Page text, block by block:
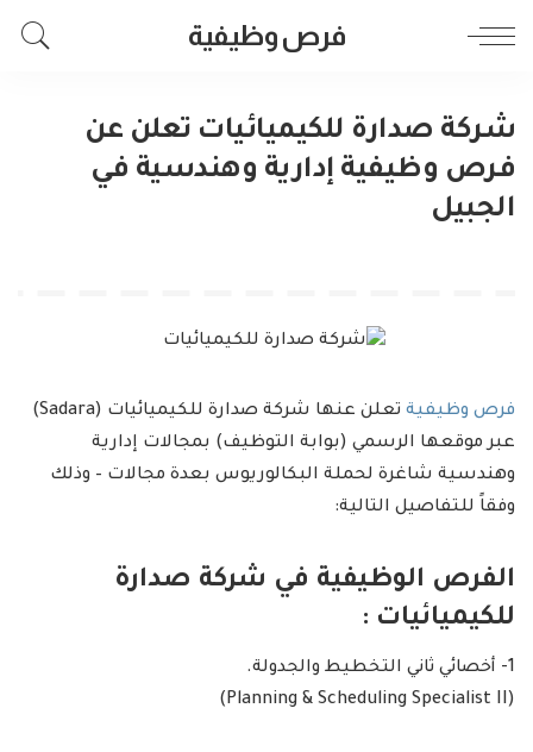
فرص وظيفية
شركة صدارة للكيميائيات تعلن عن
فرص وظيفية إدارية وهندسية في
الجبيل
فرص وظيفية
تعلن عنها شركة صدارة للكيميائيات (Sadara)
عبر موقعها الرسمي (بوابة التوظيف) بمجالات إدارية
وهندسية شاغرة لحملة البكالوريوس بعدة مجالات – وذلك
وفقاً للتفاصيل التالية:
الفرص الوظيفية في شركة صدارة
للكيميائيات :
1- أخصائي ثاني التخطيط والجدولة.
(Planning & Scheduling Specialist II)